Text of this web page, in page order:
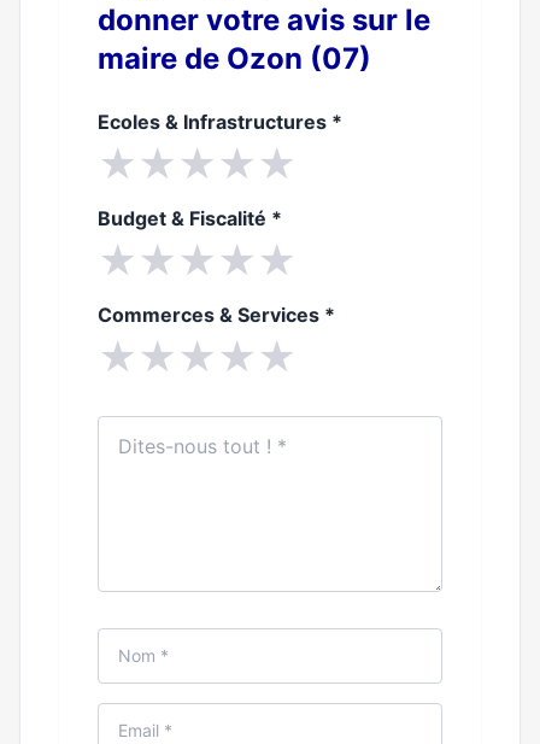
donner votre avis sur le
maire de Ozon (07)
Ecoles & Infrastructures *
★★★★★
Budget & Fiscalité *
★★★★★
Commerces & Services *
★★★★★